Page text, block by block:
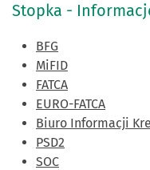
Stopka -
BFG
MiFID
FATCA
EURO-FATCA
Biuro Informacji
PSD2
SOC